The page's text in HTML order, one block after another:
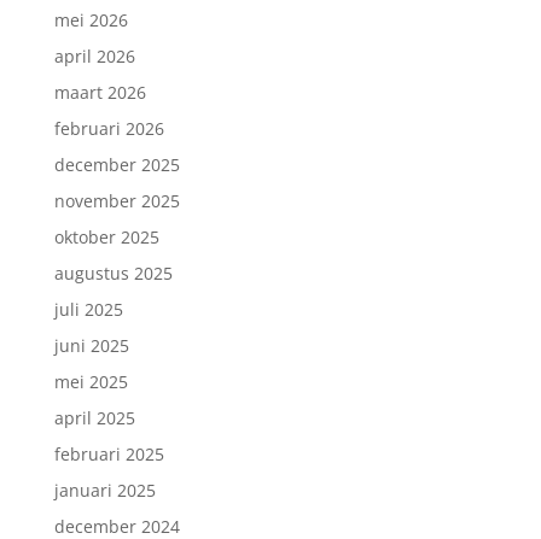
mei 2026
april 2026
maart 2026
februari 2026
december 2025
november 2025
oktober 2025
augustus 2025
juli 2025
juni 2025
mei 2025
april 2025
februari 2025
januari 2025
december 2024